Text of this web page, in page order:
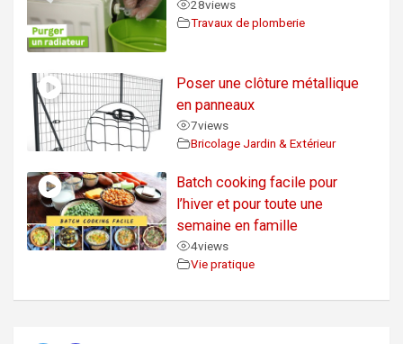
28views
Travaux de plomberie
Poser une clôture métallique
en panneaux
7views
Bricolage Jardin & Extérieur
Batch cooking facile pour
l’hiver et pour toute une
semaine en famille
4views
Vie pratique